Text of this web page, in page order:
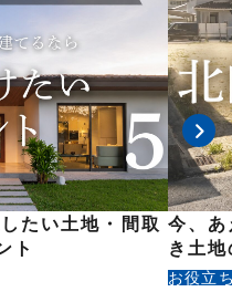
たい土地・間取
ト
今、
き土
お役立